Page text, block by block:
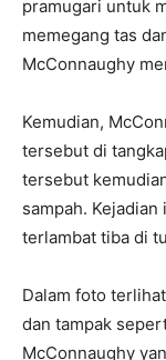
pramugari untuk
memegang tas
McConnaughy
Kemudian,
tersebut di
tersebut
sampah.
terlambat tiba di
Dalam foto
dan tampak
McConnaughy